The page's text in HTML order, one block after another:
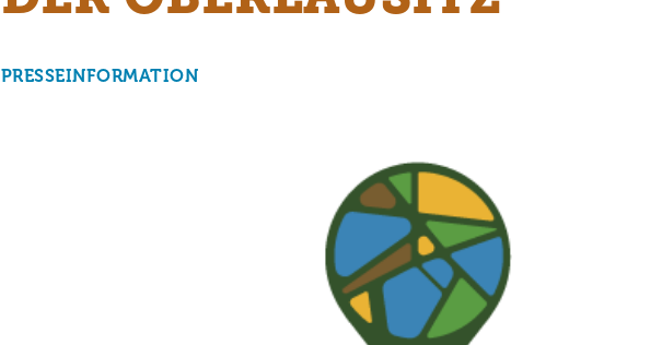
PRESSEINFORMATION